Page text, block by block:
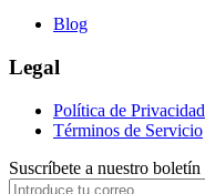
Blog
Legal
Política de Privacidad
Términos de Servicio
Suscríbete a nuestro boletín